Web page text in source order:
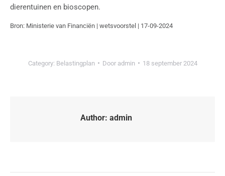
dierentuinen en bioscopen.
Bron: Ministerie van Financiën | wetsvoorstel | 17-09-2024
Category: Belastingplan Door admin 18 september 2024
Author: admin